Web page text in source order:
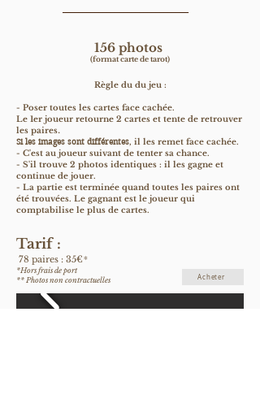
156 photos
(format carte de tarot)
Règle du du jeu :
- Poser toutes les cartes face cachée.
Le 1er joueur retourne 2 cartes et tente de retrouver
les paires.
Si les images sont différentes, il les remet face cachée.
- C'est au joueur suivant de tenter sa chance.
- S'il trouve 2 photos identiques : il les gagne et
continue de jouer.
- La partie est terminée quand toutes les paires ont
été trouvées. Le gagnant est le joueur qui
comptabilise le plus de cartes.
Tarif:
78 paires : 35€*
*Hors frais de port
** Photos non contractuelles Acheter